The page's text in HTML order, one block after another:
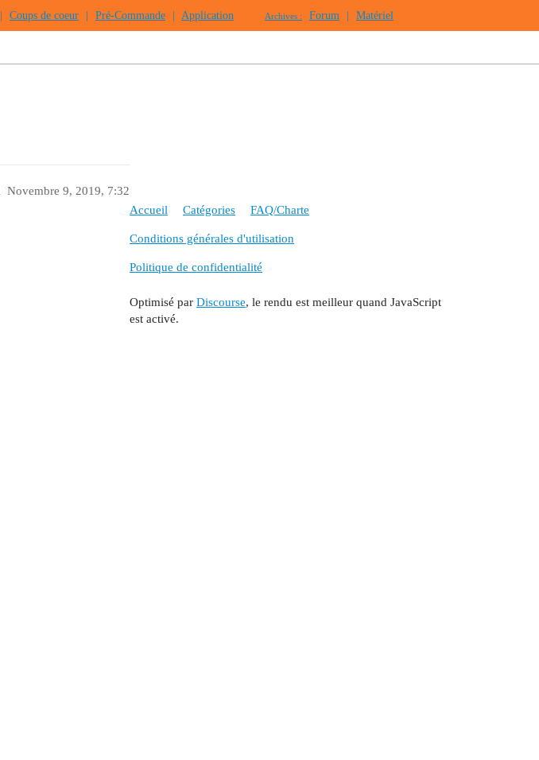
Coups de coeur Pré-Commande Application Archives : Forum Matériel
Novembre 9, 2019, 7:32
Accueil Catégories FAQ/Charte
Conditions générales d'utilisation
Politique de confidentialité
Optimisé par Discourse, le rendu est meilleur quand JavaScript
est activé.